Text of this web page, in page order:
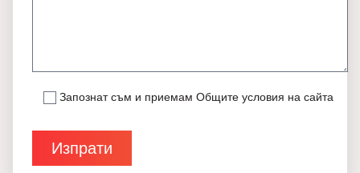
Запознат съм и приемам Общите условия на сайта